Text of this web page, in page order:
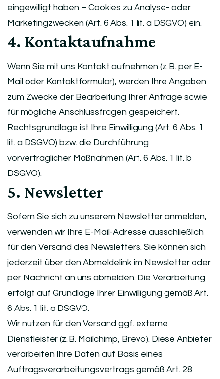
eingewilligt haben – Cookies zu Analyse- oder
Marketingzwecken (Art. 6 Abs. 1 lit. a DSGVO) ein.
4. Kontaktaufnahme
Wenn Sie mit uns Kontakt aufnehmen (z. B. per E-
Mail oder Kontaktformular), werden Ihre Angaben
zum Zwecke der Bearbeitung Ihrer Anfrage sowie
für mögliche Anschlussfragen gespeichert.
Rechtsgrundlage ist Ihre Einwilligung (Art. 6 Abs. 1
lit. a DSGVO) bzw. die Durchführung
vorvertraglicher Maßnahmen (Art. 6 Abs. 1 lit. b
DSGVO).
5. Newsletter
Sofern Sie sich zu unserem Newsletter anmelden,
verwenden wir Ihre E-Mail-Adresse ausschließlich
für den Versand des Newsletters. Sie können sich
jederzeit über den Abmeldelink im Newsletter oder
per Nachricht an uns abmelden. Die Verarbeitung
erfolgt auf Grundlage Ihrer Einwilligung gemäß Art.
6 Abs. 1 lit. a DSGVO.
Wir nutzen für den Versand ggf. externe
Dienstleister (z. B. Mailchimp, Brevo). Diese Anbieter
verarbeiten Ihre Daten auf Basis eines
Auftragsverarbeitungsvertrags gemäß Art. 28